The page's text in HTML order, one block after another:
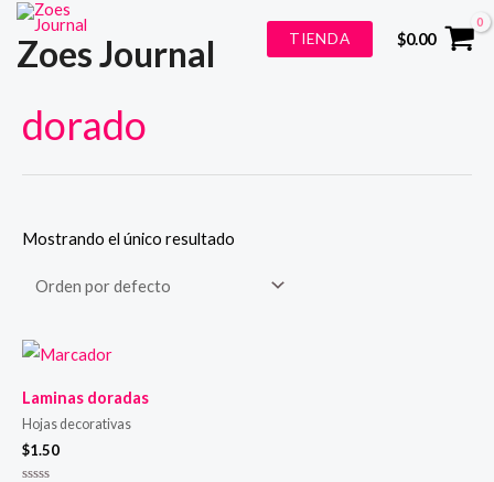
contenido
Zoes Journal TIENDA $0.00
dorado
Mostrando el único resultado
Laminas doradas
Hojas decorativas
$1.50